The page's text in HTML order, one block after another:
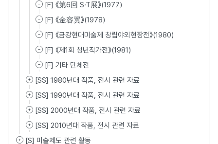
[F] 《第6回 S·T展》(1977)
[F] 《金容翼》(1978)
[F] 《금강현대미술제 창립야외현장전》(1980)
[F] 《제1회 청년작가전》(1981)
[F] 기타 단체전
[SS] 1980년대 작품, 전시 관련 자료
[SS] 1990년대 작품, 전시 관련 자료
[SS] 2000년대 작품, 전시 관련 자료
[SS] 2010년대 작품, 전시 관련 자료
[S] 미술제도 관련 활동